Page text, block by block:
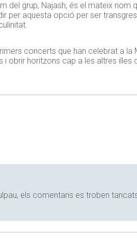
del grup, Najash, és el mateix
per aquesta opció per ser
concerts que han celebrat a
i obrir horitzons cap a les altres illes
els comentaris es troben